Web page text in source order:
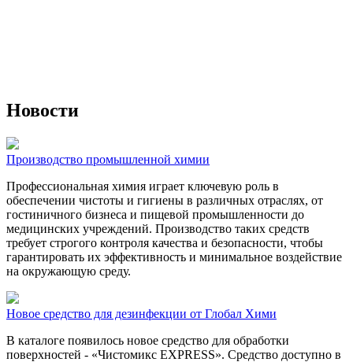
Новости
Производство промышленной химии
Профессиональная химия играет ключевую роль в
обеспечении чистоты и гигиены в различных отраслях, от
гостиничного бизнеса и пищевой промышленности до
медицинских учреждений. Производство таких средств
требует строгого контроля качества и безопасности, чтобы
гарантировать их эффективность и минимальное воздействие
на окружающую среду.
Новое средство для дезинфекции от Глобал Хими
В каталоге появилось новое средство для обработки
поверхностей - «Чистомикс EXPRESS». Средство доступно в